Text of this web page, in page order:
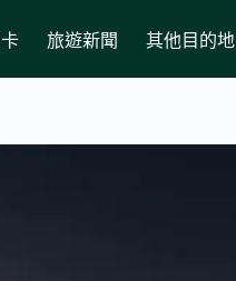
旅遊新聞 其他目的地